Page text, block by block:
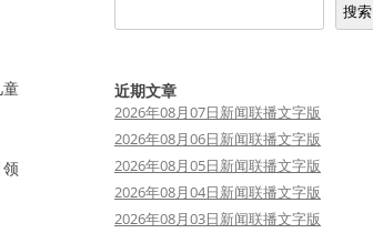
搜索
近期文章
2026年08月07日新闻联播文字版
2026年08月06日新闻联播文字版
2026年08月05日新闻联播文字版
2026年08月04日新闻联播文字版
2026年08月03日新闻联播文字版